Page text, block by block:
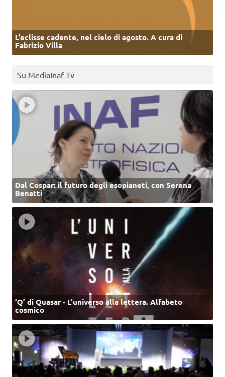
L’eclisse cadente, nel cielo di agosto. A cura di
Fabrizio Villa
Su MediaInaf Tv
Dal Cospar: il futuro degli esopianeti, con Serena
Benatti
‘Q’ di Quasar - L'universo alla lettera. Alfabeto
cosmico